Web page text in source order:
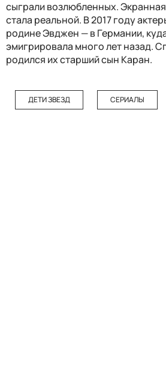
сыграли возлюбленных.
стала реальной. В 2017 году
родине Эвджен — в Германии,
эмигрировала много лет назад.
родился их старший сын Каран.
ДЕТИ ЗВЕЗД СЕРИАЛЫ